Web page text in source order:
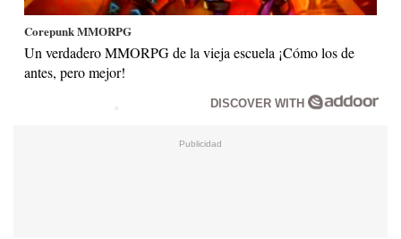
Corepunk MMORPG
Un verdadero MMORPG de la vieja escuela ¡Cómo los de
antes, pero mejor!
DISCOVER WITH